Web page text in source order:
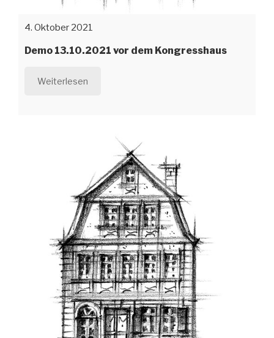
4. Oktober 2021
Demo 13.10.2021 vor dem Kongresshaus
Weiterlesen